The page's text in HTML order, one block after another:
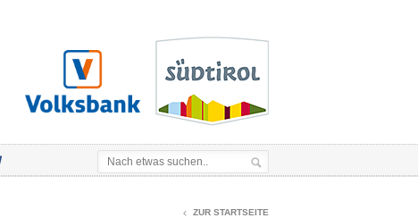
ZUR STARTSEITE